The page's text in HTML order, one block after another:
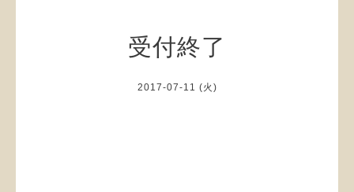
受付終了
2017-07-11 (火)